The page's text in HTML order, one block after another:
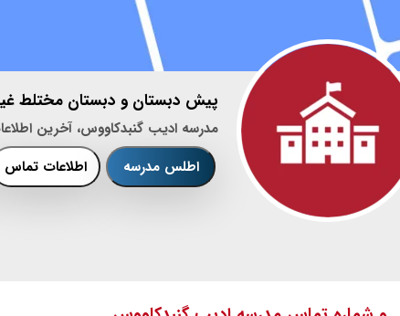
پیش دبستان و دبستان مختلط
مدرسه ادیب گنبدکاووس، آخرین
اطلس مدرسه
اطلاعات تماس